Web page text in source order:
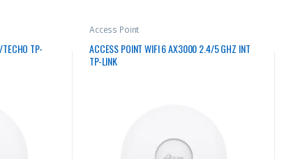
TP-
Access Point
ACCESS POINT WIFI 6 AX3000 2.4/5 GHZ INT
TP-LINK